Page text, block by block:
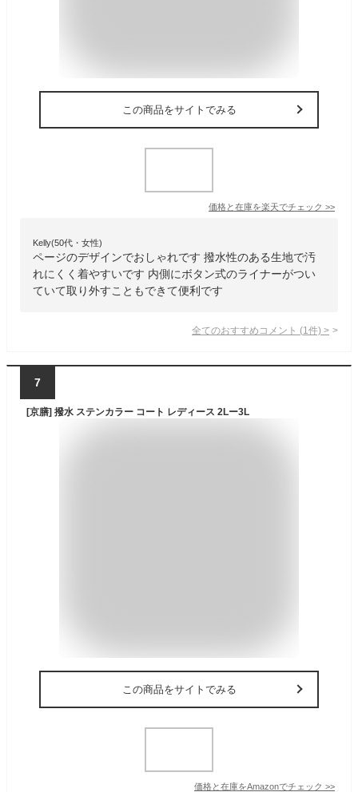
この商品をサイトでみる
価格と在庫を楽天でチェック >>
Kelly(50代・女性)
ページのデザインでおしゃれです 撥水性のある生地で汚
れにくく着やすいです 内側にボタン式のライナーがつい
ていて取り外すこともできて便利です
全てのおすすめコメント (1 件) >
7
[京膳] 撥水 ステンカラー コート レディース 2Lー3L
この商品をサイトでみる
価格と在庫をAmazonでチェック >>